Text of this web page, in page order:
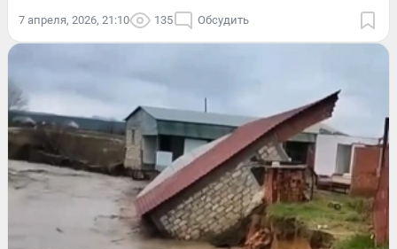
7 апреля, 2026, 21:10 135 Обсудить